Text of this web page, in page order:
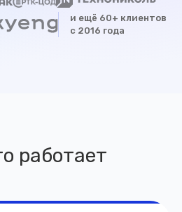
и ещё 60+ клиентов
с 2016 года
работает